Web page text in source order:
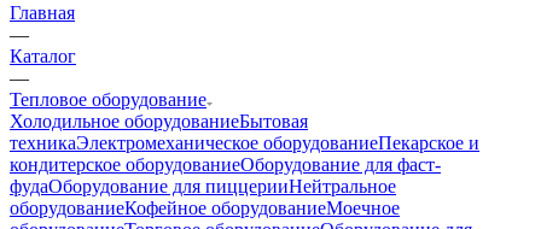
Главная
—
Каталог
—
Тепловое оборудование
Холодильное оборудованиеБытовая
техникаЭлектромеханическое оборудованиеПекарское и
кондитерское оборудованиеОборудование для фаст-
фудаОборудование для пиццерииНейтральное
оборудованиеКофейное оборудованиеМоечное